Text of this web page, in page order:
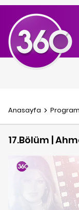
Anasayfa
17.Bölüm |